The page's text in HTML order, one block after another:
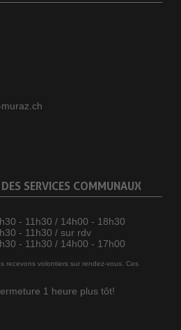
SERVICES COMMUNAUX
- 11h30 / 14h00 - 18h30
- 11h30 / sur rdv
- 11h30 / 14h00 - 17h00
recevons volontiers sur rendez-vous. Ces
1 heure plus tôt!